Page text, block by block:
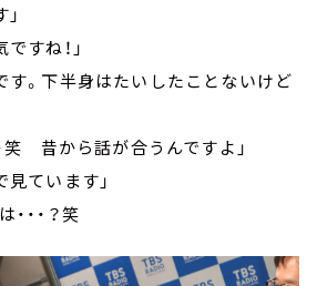
すね！」
す。下半身はたいしたことないけど
笑 昔から話が合うんですよ」
見ています」
・・？笑